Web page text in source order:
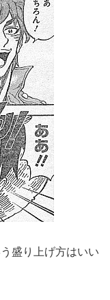
盛り上げ方はいい